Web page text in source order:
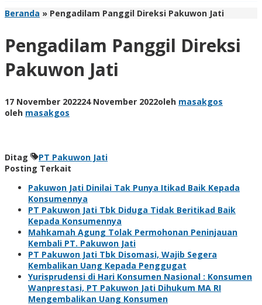
Beranda » Pengadilam Panggil Direksi Pakuwon Jati
Pengadilam Panggil Direksi
Pakuwon Jati
17 November 202224 November 2022oleh masakgos
oleh masakgos
Ditag
PT Pakuwon Jati
Posting Terkait
Pakuwon Jati Dinilai Tak Punya Itikad Baik Kepada
Konsumennya
PT Pakuwon Jati Tbk Diduga Tidak Beritikad Baik
Kepada Konsumennya
Mahkamah Agung Tolak Permohonan Peninjauan
Kembali PT. Pakuwon Jati
PT Pakuwon Jati Tbk Disomasi, Wajib Segera
Kembalikan Uang Kepada Penggugat
Yurisprudensi di Hari Konsumen Nasional : Konsumen
Wanprestasi, PT Pakuwon Jati Dihukum MA RI
Mengembalikan Uang Konsumen